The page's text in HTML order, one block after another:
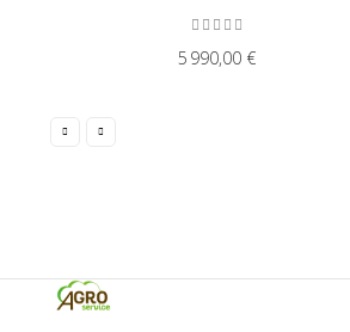
5 990,00 €